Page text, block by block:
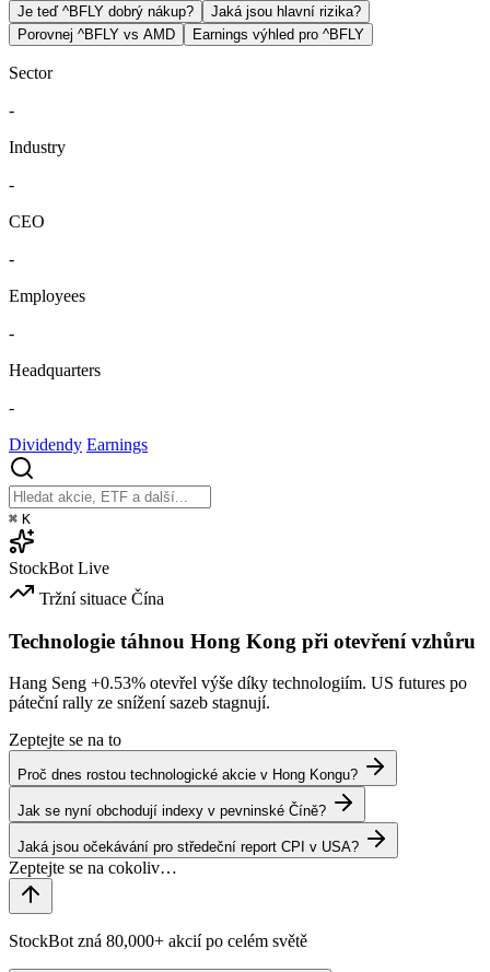
Je teď ^BFLY dobrý nákup?
Jaká jsou hlavní rizika?
Porovnej ^BFLY vs AMD
Earnings výhled pro ^BFLY
Sector
-
Industry
-
CEO
-
Employees
-
Headquarters
-
Dividendy Earnings
⌘ K
StockBot Live
Tržní situace Čína
Technologie táhnou Hong Kong při otevření vzhůru
Hang Seng +0.53% otevřel výše díky technologiím. US futures po
páteční rally ze snížení sazeb stagnují.
Zeptejte se na to
Proč dnes rostou technologické akcie v Hong Kongu?
Jak se nyní obchodují indexy v pevninské Číně?
Jaká jsou očekávání pro středeční report CPI v USA?
StockBot zná 80,000+ akcií po celém světě